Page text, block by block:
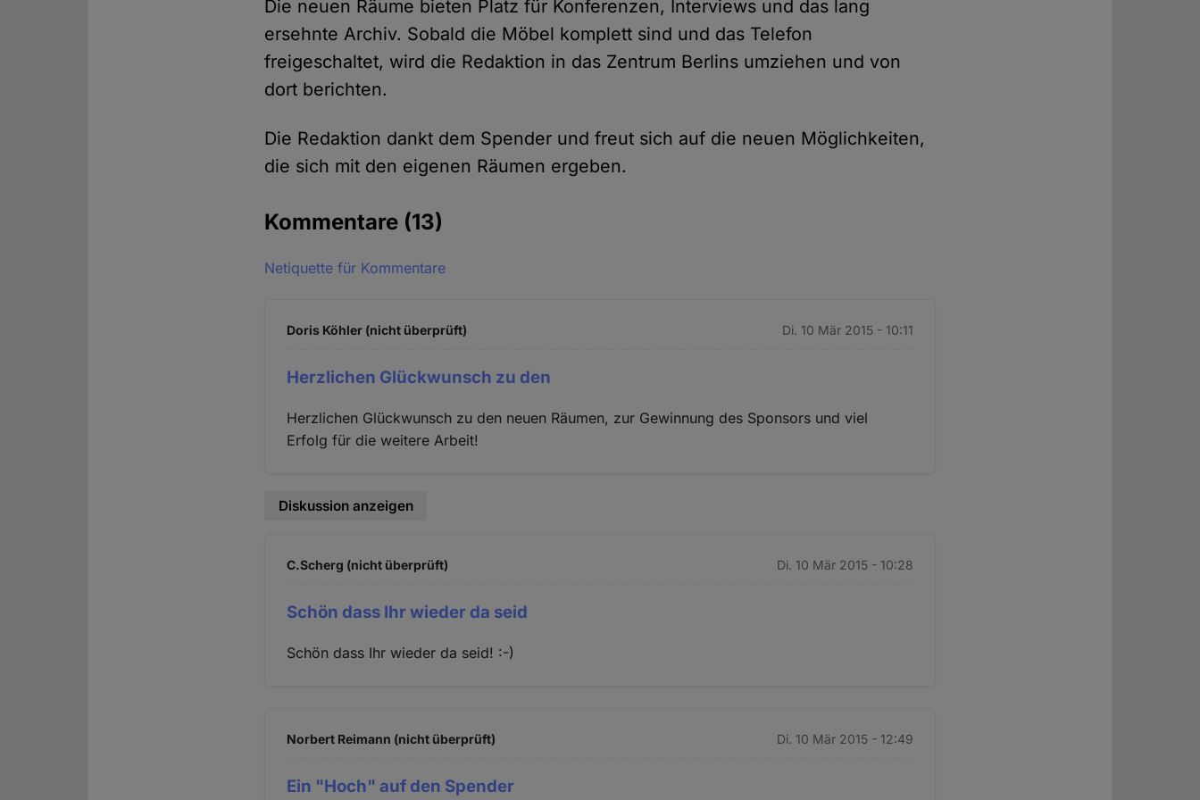
Die neuen Räume bieten Platz für Konferenzen, Interviews und das lang
ersehnte Archiv. Sobald die Möbel komplett sind und das Telefon
freigeschaltet, wird die Redaktion in das Zentrum Berlins umziehen und von
dort berichten.
Die Redaktion dankt dem Spender und freut sich auf die neuen Möglichkeiten,
die sich mit den eigenen Räumen ergeben.
Kommentare (13)
Netiquette für Kommentare
Doris Köhler (nicht überprüft) Di. 10 Mär 2015 - 10:11
Herzlichen Glückwunsch zu den
Herzlichen Glückwunsch zu den neuen Räumen, zur Gewinnung des Sponsors und viel
Erfolg für die weitere Arbeit!
Diskussion anzeigen
C.Scherg (nicht überprüft) Di. 10 Mär 2015 - 10:28
Schön dass Ihr wieder da seid
Schön dass Ihr wieder da seid! :-)
Norbert Reimann (nicht überprüft) Di. 10 Mär 2015 - 12:49
Ein "Hoch" auf den Spender